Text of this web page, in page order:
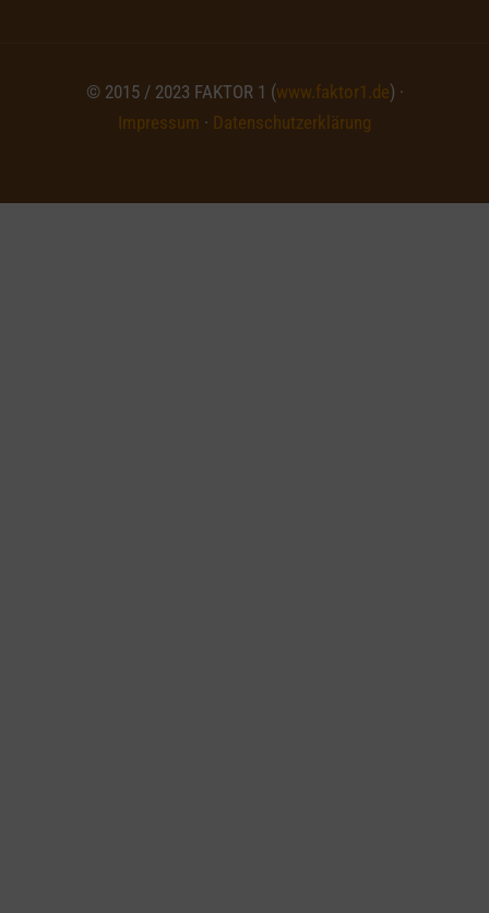
© 2015 / 2023 FAKTOR 1 (www.faktor1.de) ·
Impressum · Datenschutzerklärung